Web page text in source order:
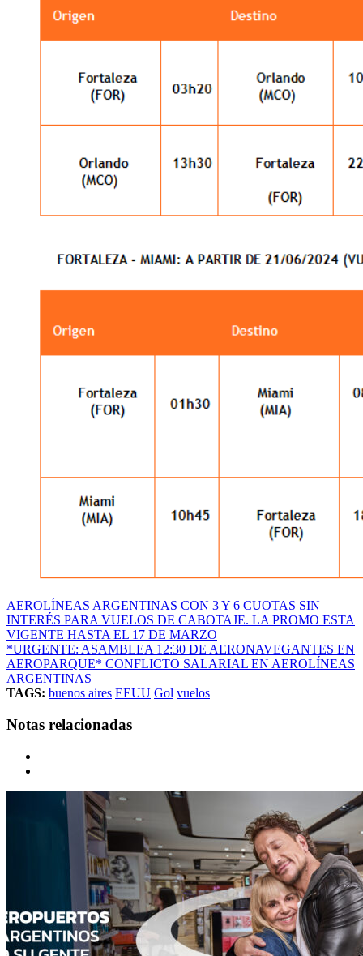
AEROLÍNEAS ARGENTINAS CON 3 Y 6 CUOTAS SIN
INTERÉS PARA VUELOS DE CABOTAJE. LA PROMO ESTA
VIGENTE HASTA EL 17 DE MARZO
*URGENTE: ASAMBLEA 12:30 DE AERONAVEGANTES EN
AEROPARQUE* CONFLICTO SALARIAL EN AEROLÍNEAS
ARGENTINAS
TAGS: buenos aires EEUU Gol vuelos
Notas relacionadas